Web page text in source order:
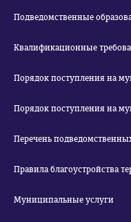
Подведомственные
Квалификационные
Порядок поступления на
Порядок поступления на
Перечень
Правила благоустройства
Муниципальные услуги